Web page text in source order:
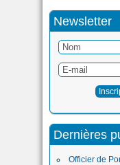
Newsletter
Dernières
Officier de